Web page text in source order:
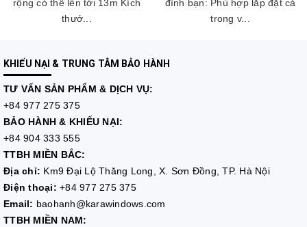
rộng có thể lên tới 13m Kích
thướ...
đình bạn: Phù hợp lắp đặt cả
trong v...
KHIẾU NẠI & TRUNG TÂM BẢO HÀNH
TƯ VẤN SẢN PHẨM & DỊCH VỤ:
+84 977 275 375
BẢO HÀNH & KHIẾU NẠI:
+84 904 333 555
TTBH MIỀN BẮC:
Địa chỉ: Km9 Đại Lộ Thăng Long, X. Sơn Đồng, TP. Hà Nội
Điện thoại: +84 977 275 375
Email: baohanh@karawindows.com
TTBH MIỀN NAM: